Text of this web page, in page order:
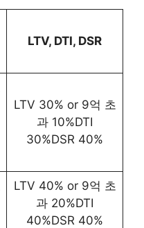
LTV, DTI, DSR
LTV 30% or 9억 초
과 10%DTI
30%DSR 40%
LTV 40% or 9억 초
과 20%DTI
40%DSR 40%